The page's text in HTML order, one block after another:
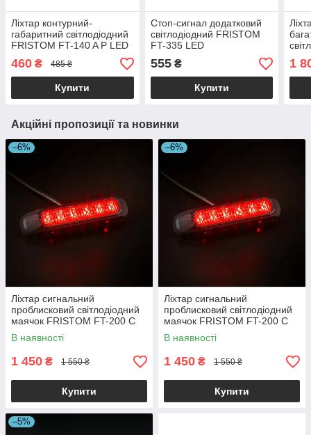
Ліхтар контурний-
габаритний світлодіодний
FRISTOM FT-140 A P LED
460 ₴ 485 ₴
Купити
Стоп-сигнал додатковий
світлодіодний FRISTOM
FT-335 LED
555₴
Купити
1
Акційні пропозиції та новинки
–6%
Ліхтар сигнальний
проблисковий світлодіодний
маячок FRISTOM FT-200 C
LED червоний
В наявності
1 450 ₴ 1 550 ₴
Купити
–6%
Ліхтар сигнальний
проблисковий світлодіодний
маячок FRISTOM FT-200 C
LED DARK червоний
В наявності
1 450 ₴ 1 550 ₴
Купити
–5%